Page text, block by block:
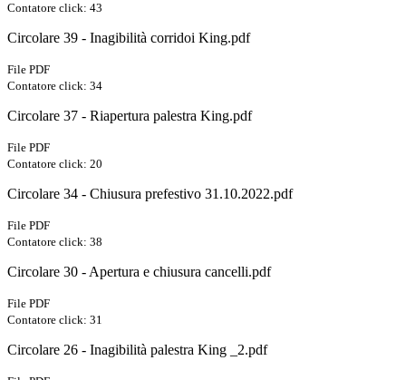
Contatore click: 43
Circolare 39 - Inagibilità corridoi King.pdf
File PDF
Contatore click: 34
Circolare 37 - Riapertura palestra King.pdf
File PDF
Contatore click: 20
Circolare 34 - Chiusura prefestivo 31.10.2022.pdf
File PDF
Contatore click: 38
Circolare 30 - Apertura e chiusura cancelli.pdf
File PDF
Contatore click: 31
Circolare 26 - Inagibilità palestra King _2.pdf